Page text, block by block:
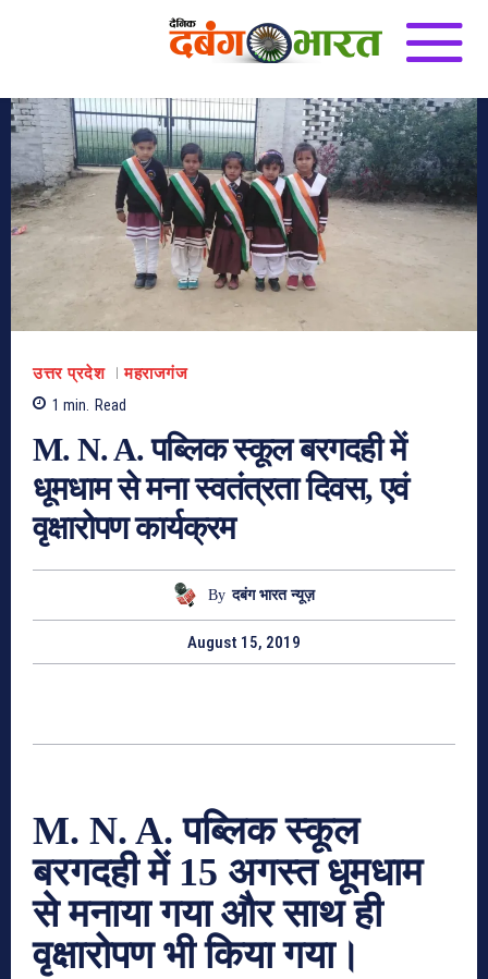
उत्तर प्रदेश
महराजगंज
1 min. Read
M. N. A. पब्लिक स्कूल बरगदही में
धूमधाम से मना स्वतंत्रता दिवस, एवं
वृक्षारोपण कार्यक्रम
By दबंग भारत न्यूज़
August 15, 2019
M. N. A. पब्लिक स्कूल
बरगदही में 15 अगस्त धूमधाम
से मनाया गया और साथ ही
वृक्षारोपण भी किया गया।